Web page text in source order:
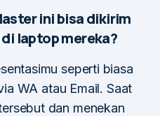
ini bisa dikirim
laptop mereka?
seperti biasa
WA atau Email. Saat
dan menekan